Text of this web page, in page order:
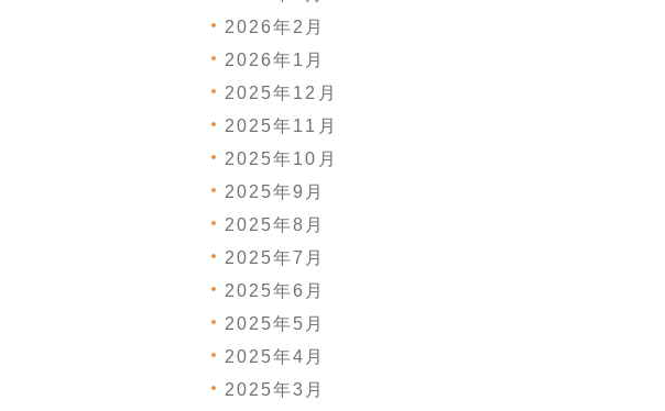
2026年2月
2026年1月
2025年12月
2025年11月
2025年10月
2025年9月
2025年8月
2025年7月
2025年6月
2025年5月
2025年4月
2025年3月